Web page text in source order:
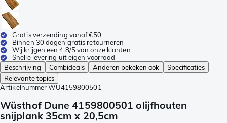
Gratis verzending vanaf €50
Binnen 30 dagen gratis retourneren
Wij krijgen een 4,8/5 van onze klanten
Snelle levering uit eigen voorraad
Beschrijving
Combideals Anderen bekeken ook
Specificaties
Relevante topics
Artikelnummer WU4159800501
Wüsthof Dune 4159800501 olijfhouten
snijplank 35cm x 20,5cm